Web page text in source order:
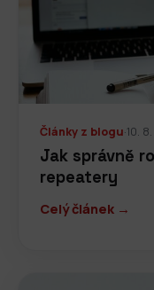
Články z blogu·10.
Jak správně
repeatery
Celý článek →